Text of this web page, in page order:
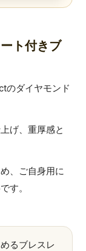
ト付きブ
のダイヤモンド
げ、重厚感と
、ご自身用に
す。
るブレスレ